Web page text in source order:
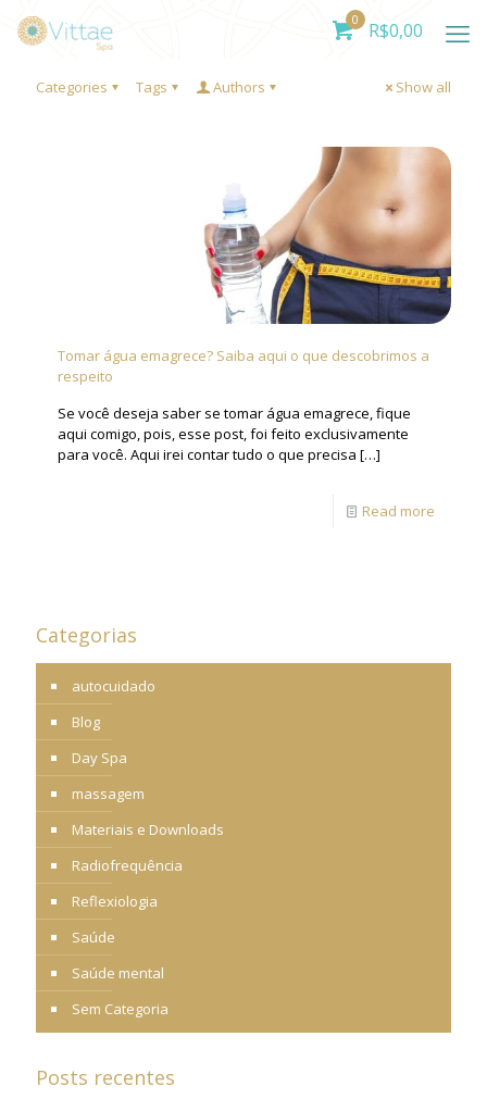
0 R$0,00
Categories Tags Authors Show all
Tomar água emagrece? Saiba aqui o que descobrimos a
respeito
Se você deseja saber se tomar água emagrece, fique
aqui comigo, pois, esse post, foi feito exclusivamente
para você. Aqui irei contar tudo o que precisa […]
Read more
Categorias
autocuidado
Blog
Day Spa
massagem
Materiais e Downloads
Radiofrequência
Reflexiologia
Saúde
Saúde mental
Sem Categoria
Posts recentes